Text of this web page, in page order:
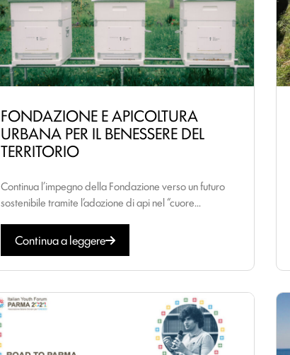
FONDAZIONE E APICOLTURA
URBANA PER IL BENESSERE DEL
TERRITORIO
Continua l’impegno della Fondazione verso un futuro
sostenibile tramite l’adozione di api nel “cuore...
Continua a leggere